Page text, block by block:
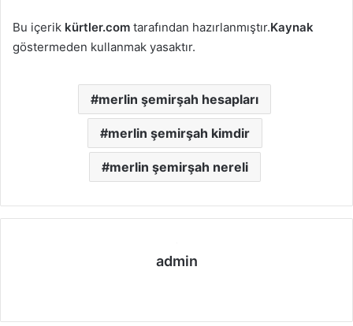
Bu içerik kürtler.com tarafından hazırlanmıştır.Kaynak
göstermeden kullanmak yasaktır.
merlin şemirşah hesapları
merlin şemirşah kimdir
merlin şemirşah nereli
admin